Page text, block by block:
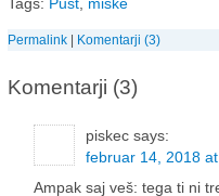
Permalink Komentarji (3)
Komentarji (3)
piskec says:
februar 14, 2018
Ampak saj veš: tega ti ni